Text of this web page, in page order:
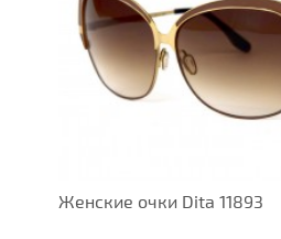
Женские очки Dita 11893